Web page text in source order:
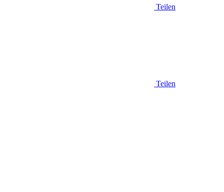
Teilen
Teilen